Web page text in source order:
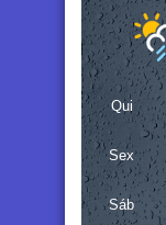
Qui
Sex
Sáb